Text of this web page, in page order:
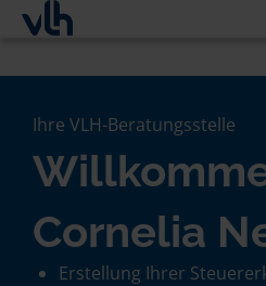
Ihre VLH-Beratungsstelle
Cornelia
Erstellung Ihrer